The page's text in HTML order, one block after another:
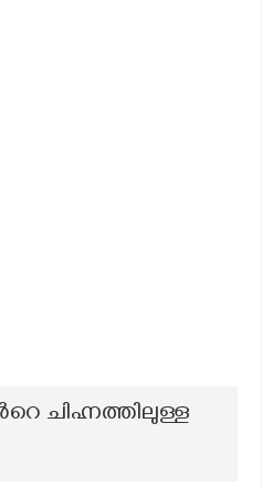
ചിഹ്നത്തിലുള്ള